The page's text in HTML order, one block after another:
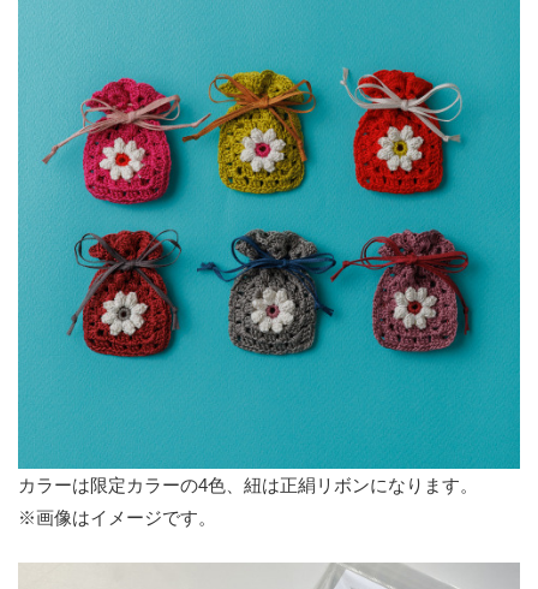
カラーは限定カラーの4色、紐は正絹リボンになります。
※画像はイメージです。